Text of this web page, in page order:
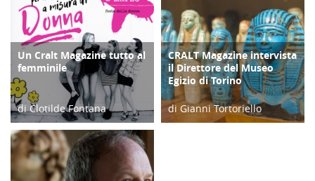
COPERTINA
Un Cralt Magazine tutto al
femminile
di Clotilde Fontana
28/02/23
COPERTINA
CRALT Magazine intervista
il Direttore del Museo
Egizio di Torino
di Gianni Tortoriello